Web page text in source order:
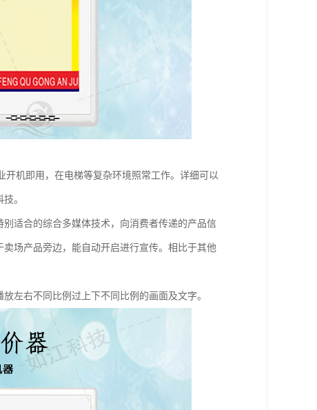
机即用，在电梯等复杂环境照常工作。详细可以
。
适合的综合多媒体技术，向消费者传递的产品信
场产品旁边，能自动开启进行宣传。相比于其他
左右不同比例过上下不同比例的画面及文字。